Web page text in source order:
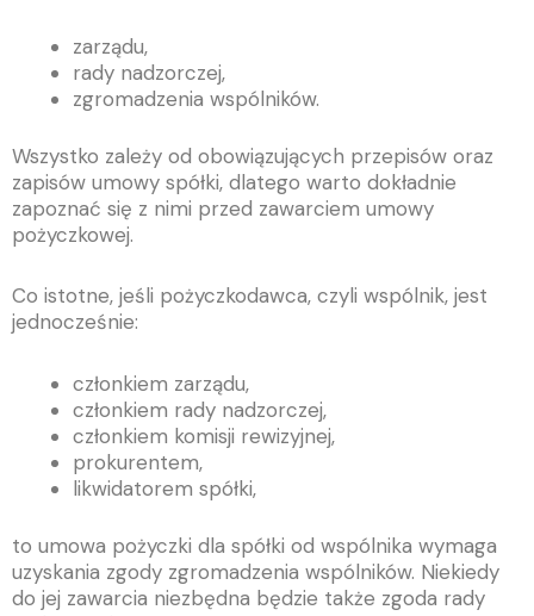
zarządu,
rady nadzorczej,
zgromadzenia wspólników.
Wszystko zależy od obowiązujących przepisów oraz
zapisów umowy spółki, dlatego warto dokładnie
zapoznać się z nimi przed zawarciem umowy
pożyczkowej.
Co istotne, jeśli pożyczkodawca, czyli wspólnik, jest
jednocześnie:
członkiem zarządu,
członkiem rady nadzorczej,
członkiem komisji rewizyjnej,
prokurentem,
likwidatorem spółki,
to umowa pożyczki dla spółki od wspólnika wymaga
uzyskania zgody zgromadzenia wspólników. Niekiedy
do jej zawarcia niezbędna będzie także zgoda rady